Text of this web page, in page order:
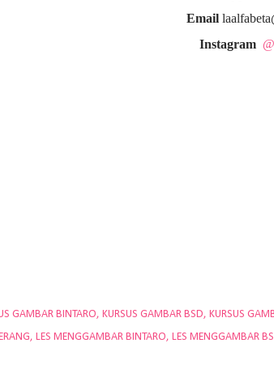
Email
Instagram
GAMBAR BINTARO KURSUS GAMBAR BSD KURSUS
LES MENGGAMBAR BINTARO LES MENGGAMBAR